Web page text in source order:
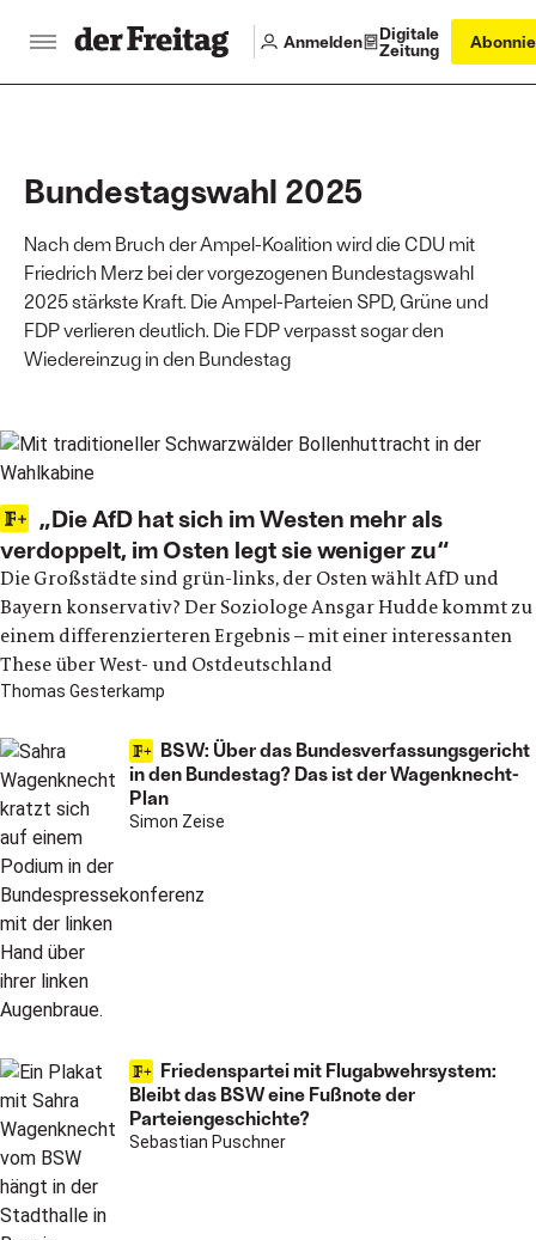
Anmelden
Digitale
Zeitung
Bundestagswahl 2025
Nach dem Bruch der Ampel-Koalition wird die CDU mit
Friedrich Merz bei der vorgezogenen Bundestagswahl
2025 stärkste Kraft. Die Ampel-Parteien SPD, Grüne und
FDP verlieren deutlich. Die FDP verpasst sogar den
Wiedereinzug in den Bundestag
Main articles
„Die AfD hat sich im Westen mehr als
verdoppelt, im Osten legt sie weniger zu“
Die Großstädte sind grün-links, der Osten wählt AfD und
Bayern konservativ? Der Soziologe Ansgar Hudde kommt zu
einem differenzierteren Ergebnis – mit einer interessanten
These über West- und Ostdeutschland
Thomas Gesterkamp
BSW: Über das Bundesverfassungsgericht
in den Bundestag? Das ist der Wagenknecht-
Plan
Simon Zeise
Friedenspartei mit Flugabwehrsystem:
Bleibt das BSW eine Fußnote der
Parteiengeschichte?
Sebastian Puschner